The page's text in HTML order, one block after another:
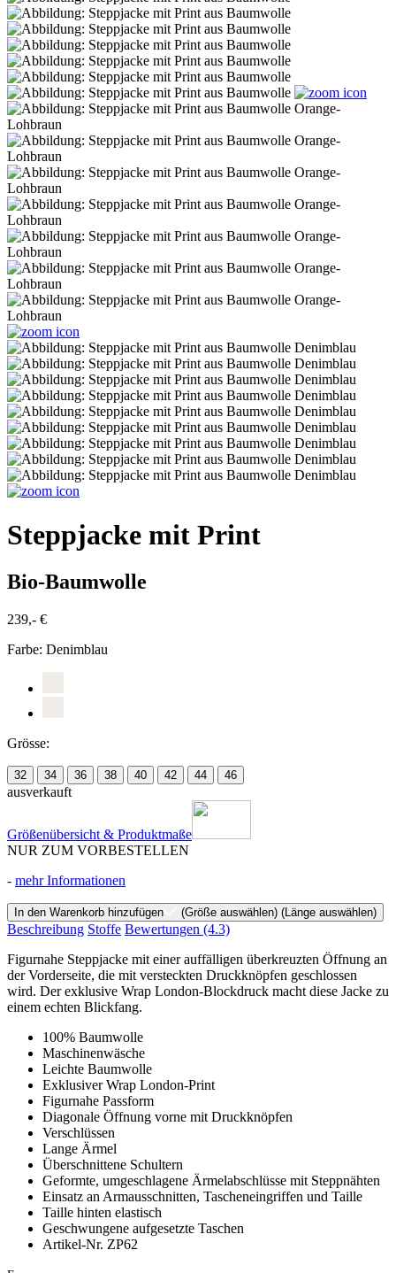
Steppjacke mit Print
Bio-Baumwolle
239,- €
Farbe: Denimblau
Grösse:
32 34 36 38 40 42 44 46
ausverkauft
Größenübersicht & Produktmaße
NUR ZUM VORBESTELLEN
- mehr Informationen
In den Warenkorb hinzufügen (Größe auswählen) (Länge auswählen)
Beschreibung Stoffe Bewertungen (4.3)
Figurnahe Steppjacke mit einer auffälligen überkreuzten Öffnung an
der Vorderseite, die mit versteckten Druckknöpfen geschlossen
wird. Der exklusive Wrap London-Blockdruck macht diese Jacke zu
einem echten Blickfang.
100% Baumwolle
Maschinenwäsche
Leichte Baumwolle
Exklusiver Wrap London-Print
Figurnahe Passform
Diagonale Öffnung vorne mit Druckknöpfen
Verschlüssen
Lange Ärmel
Überschnittene Schultern
Geformte, umgeschlagene Ärmelabschlüsse mit Steppnähten
Einsatz an Armausschnitten, Tascheneingriffen und Taille
Taille hinten elastisch
Geschwungene aufgesetzte Taschen
Artikel-Nr. ZP62